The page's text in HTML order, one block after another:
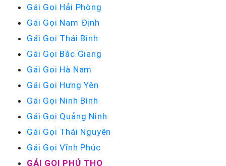
Gái Gọi Hải Phòng
Gái Gọi Nam Định
Gái Gọi Thái Bình
Gái Gọi Bắc Giang
Gái Gọi Hà Nam
Gái Gọi Hưng Yên
Gái Gọi Ninh Bình
Gái Gọi Quảng Ninh
Gái Gọi Thái Nguyên
Gái Gọi Vĩnh Phúc
GÁI GỌI PHÚ THỌ